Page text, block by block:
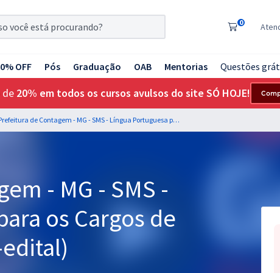
0
OFF Pós Graduação OAB Mentorias Questões
de 20% em todos os cursos avulsos do site SÓ HOJE!
Prefeitura de Contagem - MG - SMS - Língua Portuguesa para os Cargos de Nível Superior (Pós-edital)
- MG - SMS -
os Cargos de